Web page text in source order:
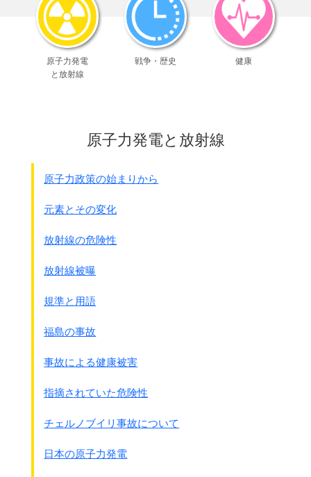
原子力発電
と放射線
戦争・歴史 健康
原子力発電と放射線
原子力政策の始まりから
元素とその変化
放射線の危険性
放射線被曝
規準と用語
福島の事故
事故による健康被害
指摘されていた危険性
チェルノブイリ事故について
日本の原子力発電